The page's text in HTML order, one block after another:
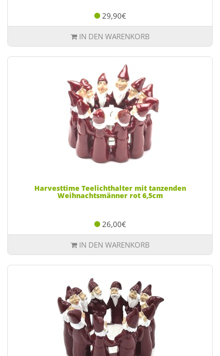
29,90€
IN DEN WARENKORB
Harvesttime Teelichthalter mit tanzenden
Weihnachtsmänner rot 6,5cm
26,00€
IN DEN WARENKORB